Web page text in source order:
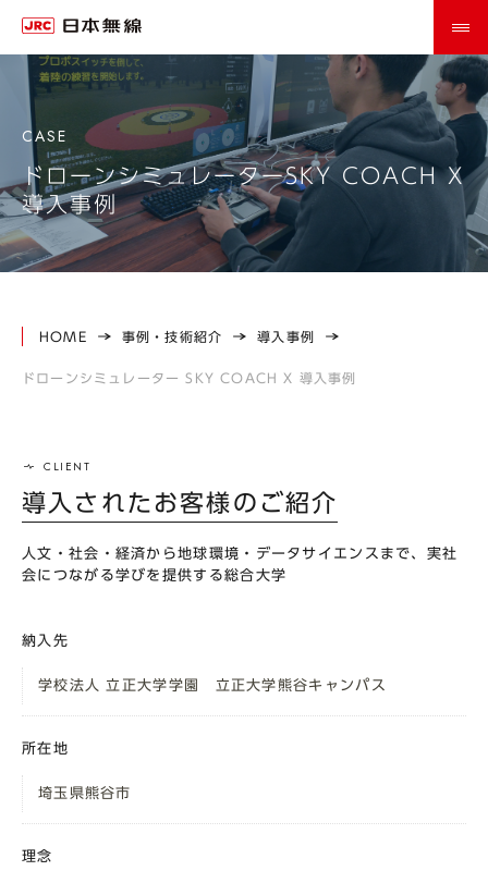
ドローンシミュレーターSKY COACH X
導入事例
HOME 事例・技術紹介 導入事例
ドローンシミュレーター SKY COACH X 導入事例
導入されたお客様のご紹介
人文・社会・経済から地球環境・データサイエンスまで、実社
会につながる学びを提供する総合大学
納入先
学校法人 立正大学学園 立正大学熊谷キャンパス
所在地
埼玉県熊谷市
理念